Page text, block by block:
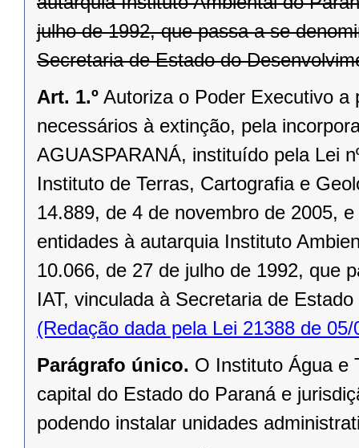
julho de 1992, que passa a se
Secretaria de Estado do
Art. 1.º Autoriza o Poder Executivo
necessários à extinção, pela
AGUASPARANÁ, instituído pela Lei
Instituto de Terras, Cartografia e
14.889, de 4 de novembro de 2005,
entidades à autarquia Instituto
10.066, de 27 de julho de 1992, que
IAT, vinculada à Secretaria de
(Redação dada pela Lei 21388 de 05/
Parágrafo único. O Instituto Água e
capital do Estado do Paraná e
podendo instalar unidades